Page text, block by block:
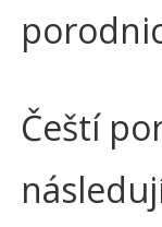
Čeští